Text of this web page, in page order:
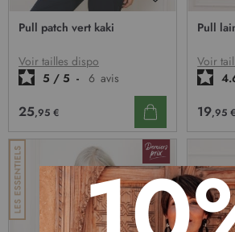
AJOUTER
D’ENVIE
Pull patch vert kaki
Voir tailles dispo
5 / 5 - 6 avis
25,95 €
Pull
Voir
19,95 €